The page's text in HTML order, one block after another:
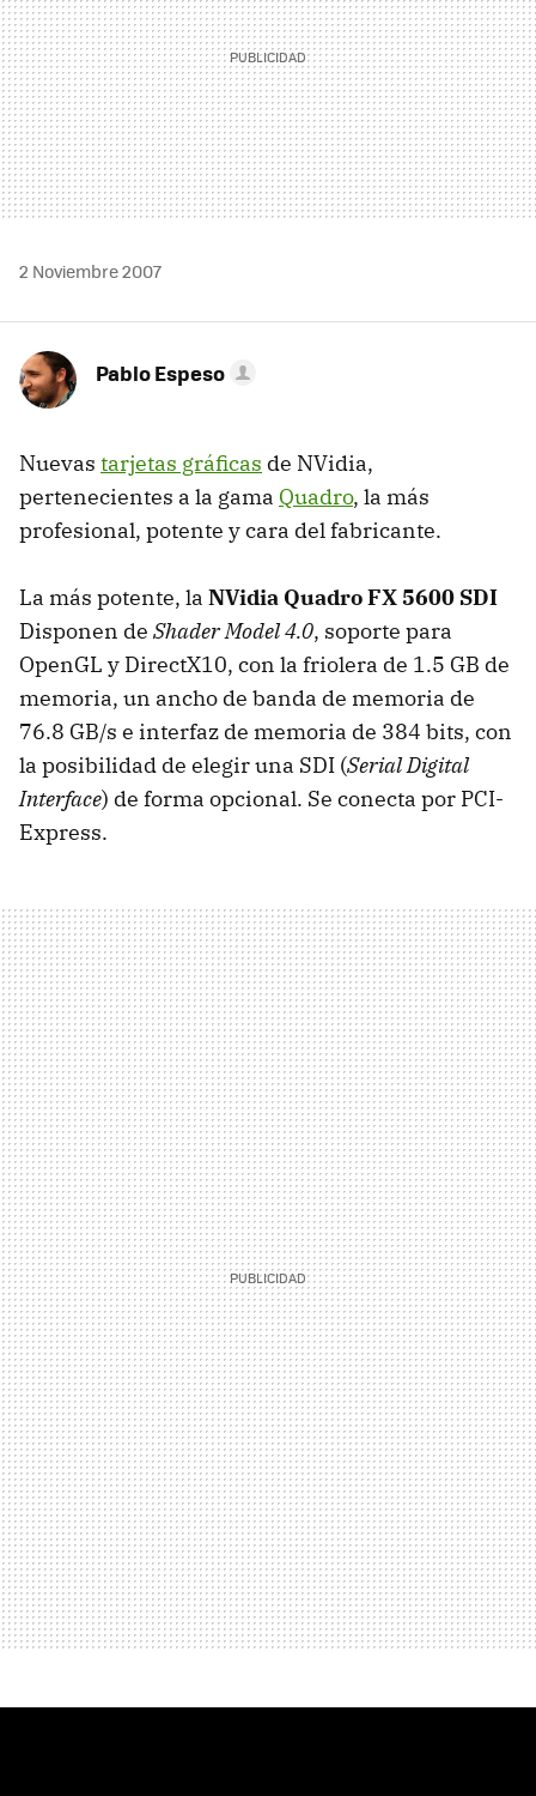
2 Noviembre 2007
Pablo Espeso
Nuevas tarjetas gráficas de NVidia,
pertenecientes a la gama Quadro, la más
profesional, potente y cara del fabricante.
La más potente, la NVidia Quadro FX 5600 SDI
Disponen de Shader Model 4.0, soporte para
OpenGL y DirectX10, con la friolera de 1.5 GB de
memoria, un ancho de banda de memoria de
76.8 GB/s e interfaz de memoria de 384 bits, con
la posibilidad de elegir una SDI (Serial Digital
Interface) de forma opcional. Se conecta por PCI-
Express.